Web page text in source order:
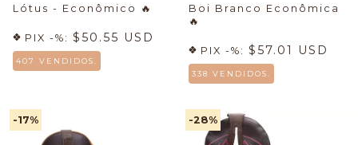
Lótus - Econômico 🔥
PIX -%: $50.55 USD
407 VENDIDOS.
Boi Branco Econômica
🔥
PIX -%: $57.01 USD
338 VENDIDOS.
-17% -28%